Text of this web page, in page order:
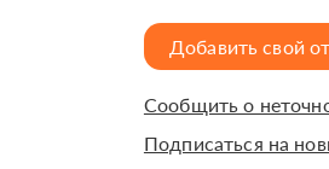
Добавить свой
Сообщить о
Подписаться на